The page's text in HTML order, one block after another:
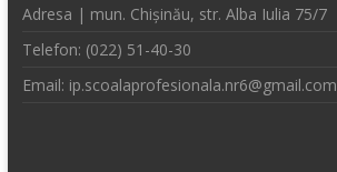
Adresa | mun. Chișinău, str. Alba Iulia 75/7
Telefon: (022) 51-40-30
Email: ip.scoalaprofesionala.nr6@gmail.com